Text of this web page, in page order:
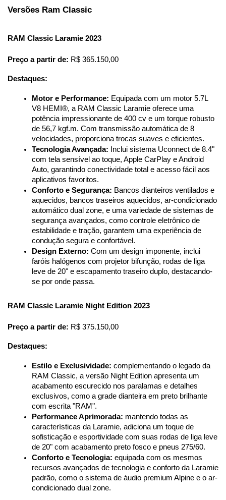
Versões Ram Classic
RAM Classic Laramie 2023
Preço a partir de: R$ 365.150,00
Destaques:
Motor e Performance: Equipada com um motor 5.7L
V8 HEMI®, a RAM Classic Laramie oferece uma
potência impressionante de 400 cv e um torque robusto
de 56,7 kgf.m. Com transmissão automática de 8
velocidades, proporciona trocas suaves e eficientes.
Tecnologia Avançada: Inclui sistema Uconnect de 8.4"
com tela sensível ao toque, Apple CarPlay e Android
Auto, garantindo conectividade total e acesso fácil aos
aplicativos favoritos.
Conforto e Segurança: Bancos dianteiros ventilados e
aquecidos, bancos traseiros aquecidos, ar-condicionado
automático dual zone, e uma variedade de sistemas de
segurança avançados, como controle eletrônico de
estabilidade e tração, garantem uma experiência de
condução segura e confortável.
Design Externo: Com um design imponente, inclui
faróis halógenos com projetor bifunção, rodas de liga
leve de 20" e escapamento traseiro duplo, destacando-
se por onde passa.
RAM Classic Laramie Night Edition 2023
Preço a partir de: R$ 375.150,00
Destaques:
Estilo e Exclusividade: complementando o legado da
RAM Classic, a versão Night Edition apresenta um
acabamento escurecido nos paralamas e detalhes
exclusivos, como a grade dianteira em preto brilhante
com escrita "RAM".
Performance Aprimorada: mantendo todas as
características da Laramie, adiciona um toque de
sofisticação e esportividade com suas rodas de liga leve
de 20" com acabamento preto fosco e pneus 275/60.
Conforto e Tecnologia: equipada com os mesmos
recursos avançados de tecnologia e conforto da Laramie
padrão, como o sistema de áudio premium Alpine e o ar-
condicionado dual zone.